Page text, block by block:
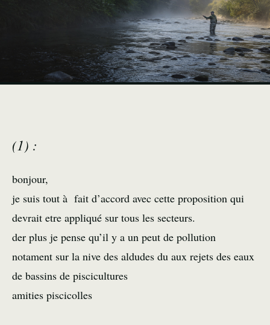
(1) :
bonjour,
je suis tout à fait d’accord avec cette proposition qui
devrait etre appliqué sur tous les secteurs.
der plus je pense qu’il y a un peut de pollution
notament sur la nive des aldudes du aux rejets des eaux
de bassins de piscicultures
amities piscicolles